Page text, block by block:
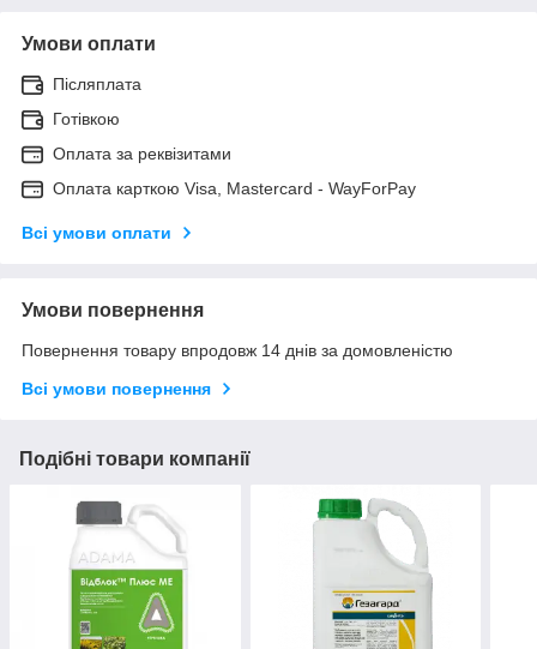
Умови оплати
Післяплата
Готівкою
Оплата за реквізитами
Оплата карткою Visa, Mastercard - WayForPay
Всі умови оплати
Умови повернення
Повернення товару впродовж 14 днів за домовленістю
Всі умови повернення
Подібні товари компанії